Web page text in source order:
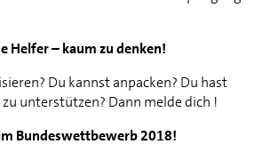
Helfer – kaum zu denken!
Du kannst anpacken? Du hast
unterstützen? Dann melde dich !
Bundeswettbewerb 2018!